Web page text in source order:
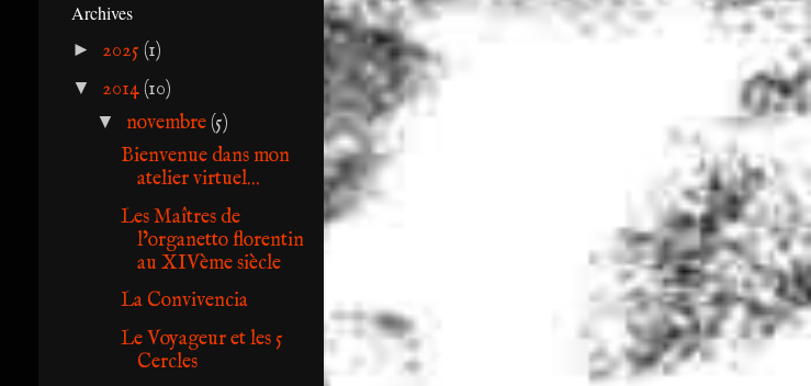
Archives
► 2025 (1)
▼ 2014(10)
▼ novembre(5)
Bienvenue dans mon
atelier virtuel...
Les Maîtres de
l’organetto florentin
au XIVème siècle
La Convivencia
Le Voyageur et les 5
Cercles